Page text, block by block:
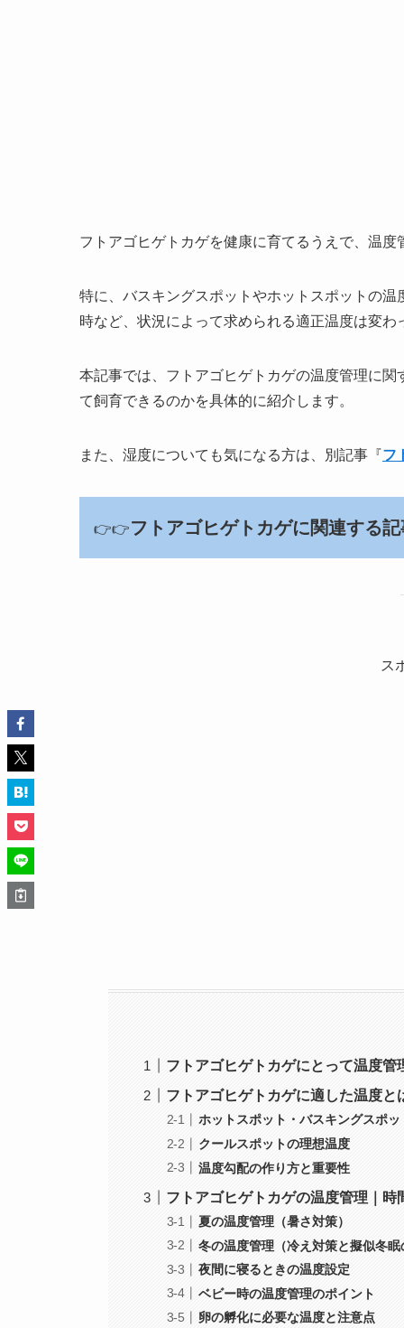
フトアゴヒゲトカゲを健康に育てるうえで、温
特に、バスキングスポットやホットスポットの
時など、状況によって求められる適正温度は変わ
本記事では、フトアゴヒゲトカゲの温度管理に
て飼育できるのかを具体的に紹介します。
また、湿度についても気になる方は、別記事『フ
👉👉フトアゴヒゲトカゲに関連する
ス
フトアゴヒゲトカゲにとって温度管
フトアゴヒゲトカゲに適した温度と
ホットスポット・バスキングスポ
クールスポットの理想温度
温度勾配の作り方と重要性
フトアゴヒゲトカゲの温度管理｜時
夏の温度管理（暑さ対策）
冬の温度管理（冷え対策と擬似冬
夜間に寝るときの温度設定
ベビー時の温度管理のポイント
卵の孵化に必要な温度と注意点